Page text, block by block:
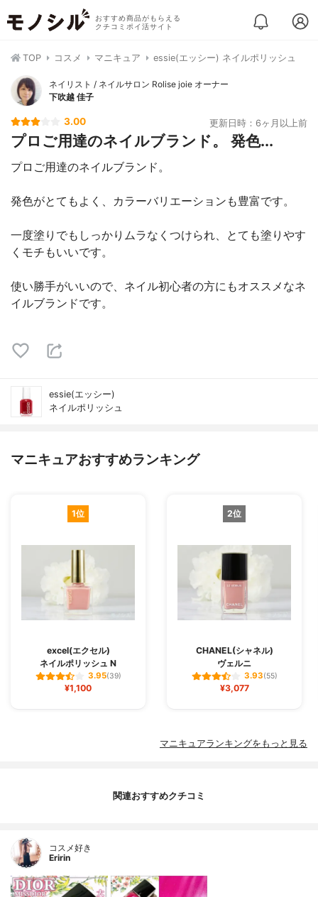
おすすめ商品がもらえる
クチコミポイ活サイト
TOP コスメ マニキュア essie(エッシー) ネイルポリッシュ
ネイリスト / ネイルサロン Rolise joie オーナー
下吹越 佳子
3.00 更新日時：6ヶ月以上前
プロご用達のネイルブランド。 発色...
プロご用達のネイルブランド。
発色がとてもよく、カラーバリエーションも豊富です。
一度塗りでもしっかりムラなくつけられ、とても塗りやす
くモチもいいです。
使い勝手がいいので、ネイル初心者の方にもオススメなネ
イルブランドです。
essie(エッシー)
ネイルポリッシュ
マニキュアおすすめランキング
1位
excel(エクセル)
ネイルポリッシュ N
3.95(39)
¥1,100
2位
CHANEL(シャネル)
ヴェルニ
3.93(55)
¥3,077
マニキュアランキングをもっと見る
関連おすすめクチコミ
コスメ好き
Eririn